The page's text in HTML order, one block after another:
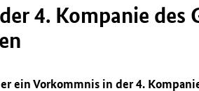
4. Kompanie des
ein Vorkommnis in der 4.